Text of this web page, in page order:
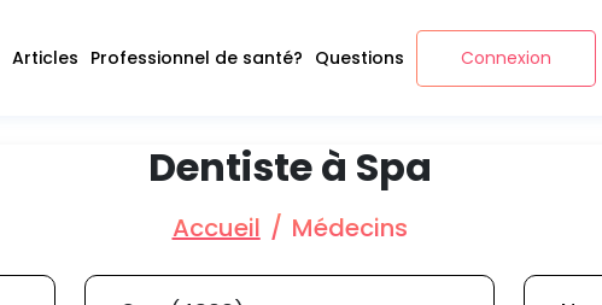
Articles Professionnel de santé? Questions Connexion
Dentiste à Spa
Accueil Médecins